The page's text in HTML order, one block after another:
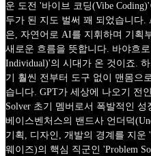
운 도전 '바이브 코딩(Vibe
두가 된 지도 벌써 꽤 되었습니다.
은, 자연어로 AI를 지휘하며 기획
새로운 흐름을 뜻합니다. 바야흐
Individual)'의 시대가 온 것이죠.
기 훨씬 전부터 도구 없이 맨몸으
습니다. GPT가 세상에 나오기 전
Solver 초기 멤버로서 폭발적인
베이스벤처스의 밴드사 언더덕
기획, 디자인, 개발의 경계를 지
웨이즈)의 핵심 직군인 'Problem